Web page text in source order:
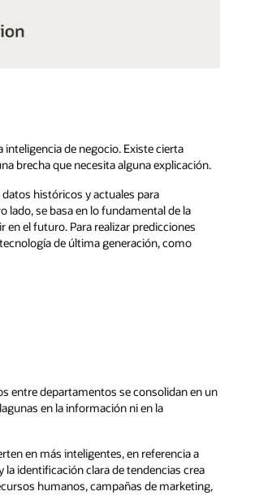
de negocio. Existe cierta
brecha que necesita alguna explicación.
históricos y actuales para
lado, se basa en lo fundamental de la
el futuro. Para realizar predicciones
de última generación, como
entre departamentos se consolidan en un
en la información ni en la
en más inteligentes, en referencia a
identificación clara de tendencias crea
humanos, campañas de marketing,